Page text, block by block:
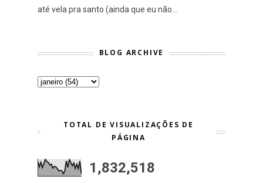
até vela pra santo (ainda que eu não...
BLOG ARCHIVE
TOTAL DE VISUALIZAÇÕES DE
PÁGINA
1,832,518